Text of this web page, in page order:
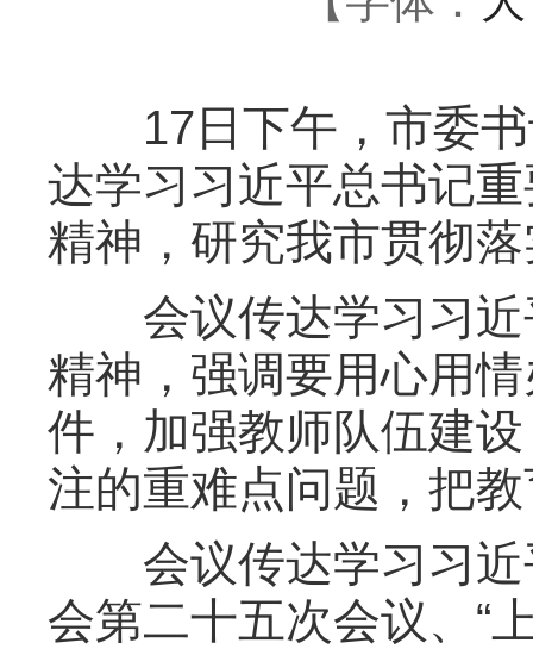
17日下午，市委书
达学习习近平总书记
精神，研究我市贯彻
会议传达学习习近
精神，强调要用心用
件，加强教师队伍建
注的重难点问题，把
会议传达学习习近
会第二十五次会议、“